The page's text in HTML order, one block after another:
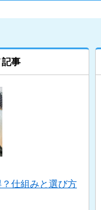
事
仕組みと選び方